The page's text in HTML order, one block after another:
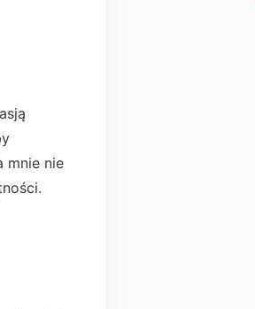
mnie nie